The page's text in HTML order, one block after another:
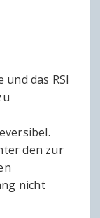
und das RSI
den zur
nicht